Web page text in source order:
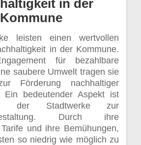
in der
Kommune
leisten einen wertvollen
in der Kommune.
für bezahlbare
saubere Umwelt tragen sie
Förderung nachhaltiger
Ein bedeutender Aspekt ist
der Stadtwerke zur
Durch ihre
und ihre Bemühungen,
so niedrig wie möglich zu